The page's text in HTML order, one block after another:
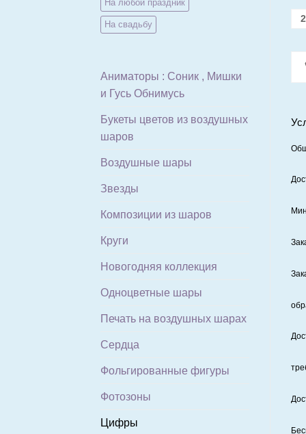
На любой праздник
На свадьбу
Аниматоры : Соник , Мишки
и Гусь Обнимусь
Букеты цветов из воздушных
шаров
Воздушные шары
Звезды
Композиции из шаров
Круги
Новогодняя коллекция
Одноцветные шары
Печать на воздушных шарах
Сердца
Фольгированные фигуры
Фотозоны
Цифры